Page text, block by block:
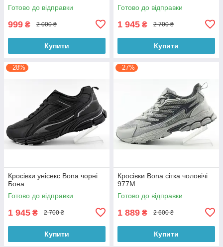
Готово до відправки
999 ₴ 2 000 ₴
Купити
Готово до відправки
1 945 ₴ 2 700 ₴
Купити
–28%
Кросівки унісекс Bona чорні
Бона
Готово до відправки
1 945 ₴ 2 700 ₴
Купити
–27%
Кросівки Bona сітка чоловічі
977M
Готово до відправки
1 889 ₴ 2 600 ₴
Купити